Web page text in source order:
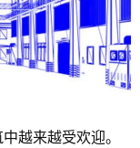
越来越受欢迎。